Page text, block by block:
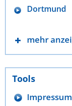
Dortmund
mehr
Tools